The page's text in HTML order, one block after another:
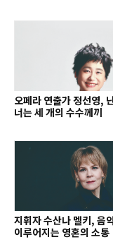
오페라 연출가 정선영,
너는 세 개의 수수께끼
지휘자 수산나 멜키, 음
이루어지는 영혼의 소통